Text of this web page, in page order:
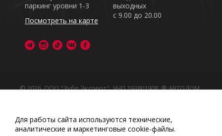
выходных
с 9.00 до 20.00
паркинг уровни 1-3
Посмотреть на карте
© 2026, ООО "Зубр Эксперт", УНП 193801908. ® АВТОДОМ
Обращаем Ваше внимание на то, что данный интернет-
сайт носит исключительно информационный характер
Любое использование либо копирование материалов
Для работы сайта используются технические,
аналитические и маркетинговые сооkіе-файлы.